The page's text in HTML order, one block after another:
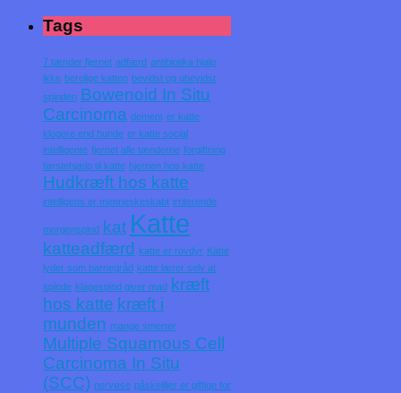
Tags
7 tænder fjernet adfærd antibiotika hjalp
ikke berolige katten bevidst og ubevidst
spinden Bowenoid In Situ
Carcinoma dement er katte
klogere end hunde er katte social
intelligente fjernet alle tænderne forgiftning
førstehjælp til katte hjernen hos katte
Hudkræft hos katte
intelligens er menneskeskabt irriterende
morgenspind kat Katte
katteadfærd katte er rovdyr Katte
lyder som barnegråd katte lærer selv at
spinde klagespind giver mad kræft
hos katte kræft i
munden mange smerter
Multiple Squamous Cell
Carcinoma In Situ
(SCC) nervøse påskeliljer er giftige for